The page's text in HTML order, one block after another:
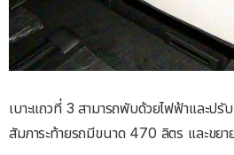
เบาะแถวที่ 3 สามารถพับด้วยไฟฟ้าและป
สัมภาระท้ายรถมีขนาด 470 ลิตร และขย